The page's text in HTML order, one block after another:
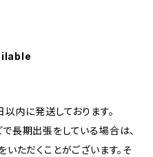
内に発送しております。
長期出張をしている場合は、
ただくことがございます。そ